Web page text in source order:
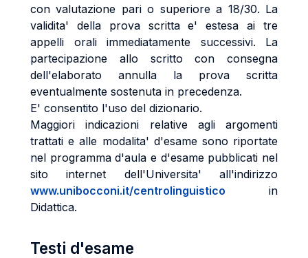
con valutazione pari o superiore a 18/30. La
validita' della prova scritta e' estesa ai tre
appelli orali immediatamente successivi. La
partecipazione allo scritto con consegna
dell'elaborato annulla la prova scritta
eventualmente sostenuta in precedenza.
E' consentito l'uso del dizionario.
Maggiori indicazioni relative agli argomenti
trattati e alle modalita' d'esame sono riportate
nel programma d'aula e d'esame pubblicati nel
sito internet dell'Universita' all'indirizzo
www.unibocconi.it/centrolinguistico in
Didattica.
Testi d'esame